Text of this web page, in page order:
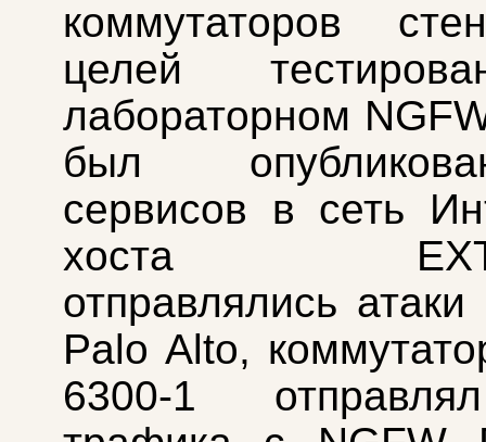
коммутаторов
целей
лабораторном
был
сервисов в сеть
хоста
отправлялись
Palo Alto,
6300-1